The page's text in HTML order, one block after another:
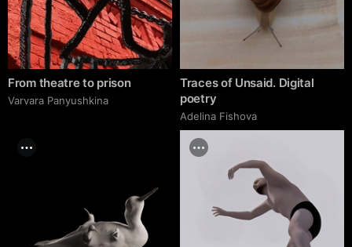
From theatre to prison
Varvara Panyushkina
Traces of Unsaid. Digital
poetry
Adelina Fishova